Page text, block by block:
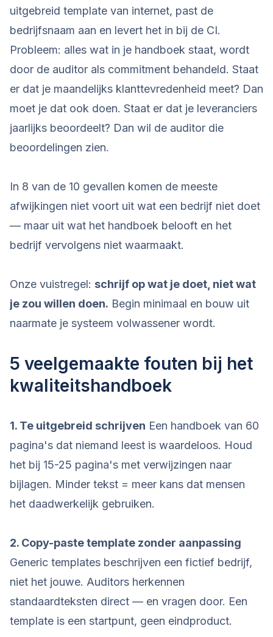
uitgebreid template van internet, past de
bedrijfsnaam aan en levert het in bij de CI.
Probleem: alles wat in je handboek staat, wordt
door de auditor als commitment behandeld. Staat
er dat je maandelijks klanttevredenheid meet? Dan
moet je dat ook doen. Staat er dat je leveranciers
jaarlijks beoordeelt? Dan wil de auditor die
beoordelingen zien.
In 8 van de 10 gevallen komen de meeste
afwijkingen niet voort uit wat een bedrijf niet doet
— maar uit wat het handboek belooft en het
bedrijf vervolgens niet waarmaakt.
Onze vuistregel: schrijf op wat je doet, niet wat
je zou willen doen. Begin minimaal en bouw uit
naarmate je systeem volwassener wordt.
5 veelgemaakte fouten bij het
kwaliteitshandboek
1. Te uitgebreid schrijven Een handboek van 60
pagina's dat niemand leest is waardeloos. Houd
het bij 15-25 pagina's met verwijzingen naar
bijlagen. Minder tekst = meer kans dat mensen
het daadwerkelijk gebruiken.
2. Copy-paste template zonder aanpassing
Generic templates beschrijven een fictief bedrijf,
niet het jouwe. Auditors herkennen
standaardteksten direct — en vragen door. Een
template is een startpunt, geen eindproduct.